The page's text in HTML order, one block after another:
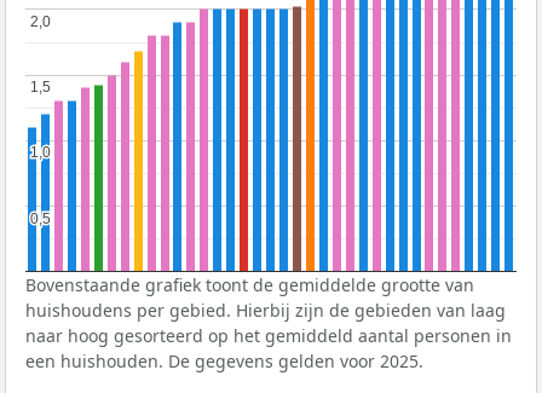
0,5
0,5
1,0
1,0
1,5
1,5
2,0
2,0
Bovenstaande grafiek toont de gemiddelde grootte van
huishoudens per gebied. Hierbij zijn de gebieden van laag
naar hoog gesorteerd op het gemiddeld aantal personen in
een huishouden. De gegevens gelden voor 2025.